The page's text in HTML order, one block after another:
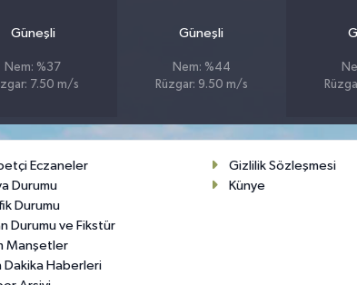
Güneşli
Nem: %37
7.50 m/s
Güneşli
Nem: %44
Rüzgar: 9.50 m/s
Eczaneler
Durumu
Durumu
Durumu ve Fikstür
Manşetler
Dakika Haberleri
Gizlilik Sözleşmesi
Künye